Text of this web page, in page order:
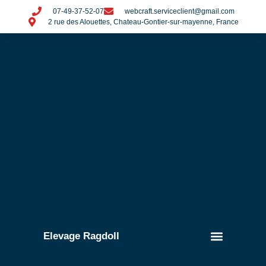
07-49-37-52-07
webcraft.serviceclient@gmail.com
2 rue des Alouettes, Chateau-Gontier-sur-mayenne, France
Elevage Ragdoll